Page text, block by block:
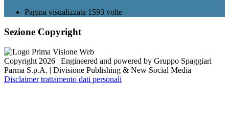
Pagina visualizzata 1593 volte
Sezione Copyright
Copyright 2026 | Engineered and powered by Gruppo Spaggiari
Parma S.p.A. | Divisione Publishing & New Social Media
Disclaimer trattamento dati personali